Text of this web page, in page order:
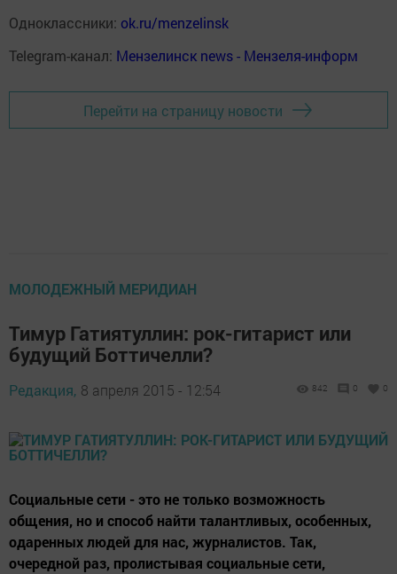
Одноклассники: ok.ru/menzelinsk
Telegram-канал: Мензелинск news - Мензеля-информ
Перейти на страницу новости
МОЛОДЕЖНЫЙ МЕРИДИАН
Тимур Гатиятуллин: рок-гитарист или
будущий Боттичелли?
Редакция, 8 апреля 2015 - 12:54 842 0 0
Социальные сети - это не только возможность
общения, но и способ найти талантливых, особенных,
одаренных людей для нас, журналистов. Так,
очередной раз, пролистывая социальные сети,